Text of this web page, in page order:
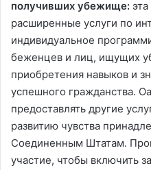
получивших убежище:
расширенные услуги по
индивидуальное
беженцев и лиц, ищущих
приобретения навыков и
успешного гражданства.
предоставлять другие
развитию чувства
Соединенным Штатам.
участие, чтобы включить